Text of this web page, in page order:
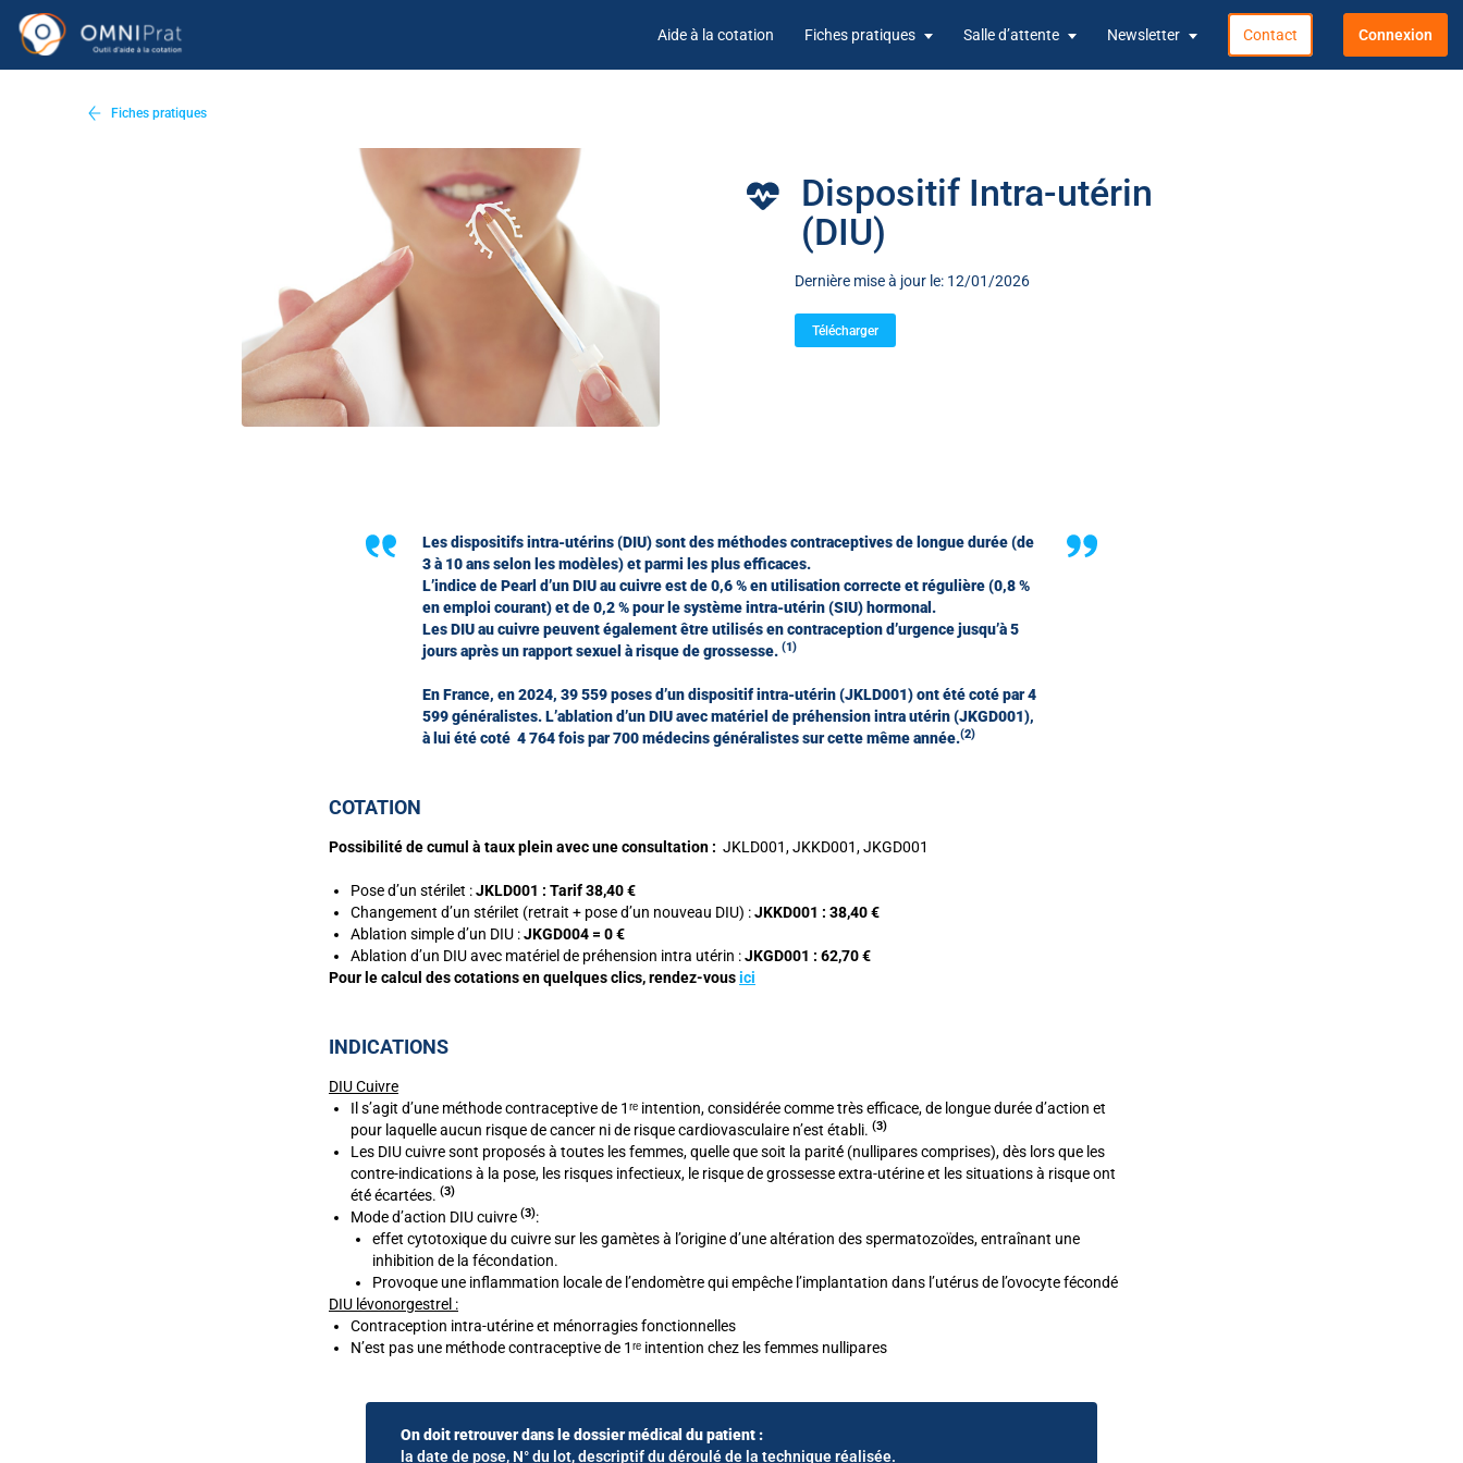
Aide à la cotation Fiches pratiques Salle d’attente Newsletter Contact Connexion
Fiches pratiques
Dispositif Intra-utérin
(DIU)
Dernière mise à jour le: 12/01/2026
Télécharger
Les dispositifs intra-utérins (DIU) sont des méthodes contraceptives de longue durée (de
3 à 10 ans selon les modèles) et parmi les plus efficaces.
L’indice de Pearl d’un DIU au cuivre est de 0,6 % en utilisation correcte et régulière (0,8 %
en emploi courant) et de 0,2 % pour le système intra-utérin (SIU) hormonal.
Les DIU au cuivre peuvent également être utilisés en contraception d’urgence jusqu’à 5
jours après un rapport sexuel à risque de grossesse. (1)
En France, en 2024, 39 559 poses d’un dispositif intra-utérin (JKLD001) ont été coté par 4
599 généralistes. L’ablation d’un DIU avec matériel de préhension intra utérin (JKGD001),
à lui été coté 4 764 fois par 700 médecins généralistes sur cette même année.(2)
COTATION
Possibilité de cumul à taux plein avec une consultation : JKLD001, JKKD001, JKGD001
Pose d’un stérilet :JKLD001 : Tarif 38,40 €
Changement d’un stérilet (retrait + pose d’un nouveau DIU) :JKKD001 : 38,40 €
Ablation simple d’un DIU :JKGD004 = 0 €
Ablation d’un DIU avec matériel de préhension intra utérin :JKGD001 : 62,70 €
Pour le calcul des cotations en quelques clics, rendez-vousici
INDICATIONS
DIU Cuivre
Il s’agit d’une méthode contraceptive de 1ʳᵉ intention, considérée comme très efficace, de longue durée d’action et
pour laquelle aucun risque de cancer ni de risque cardiovasculaire n’est établi. (3)
Les DIU cuivre sont proposés à toutes les femmes, quelle que soit la parité́ (nullipares comprises), dès lors que les
contre-indications à la pose, les risques infectieux, le risque de grossesse extra-utérine et les situations à risque ont
été́ écartées. (3)
Mode d’action DIU cuivre (3):
effet cytotoxique du cuivre sur les gamètes à l’origine d’une altération des spermatozoïdes, entraînant une
inhibition de la fécondation.
Provoque une inflammation locale de l’endomètre qui empêche l’implantation dans l’utérus de l’ovocyte fécondé
DIU lévonorgestrel :
Contraception intra-utérine et ménorragies fonctionnelles
N’est pas une méthode contraceptive de 1ʳᵉ intention chez les femmes nullipares
On doit retrouver dans le dossier médical du patient :
la date de pose, N° du lot, descriptif du déroulé de la technique réalisée.